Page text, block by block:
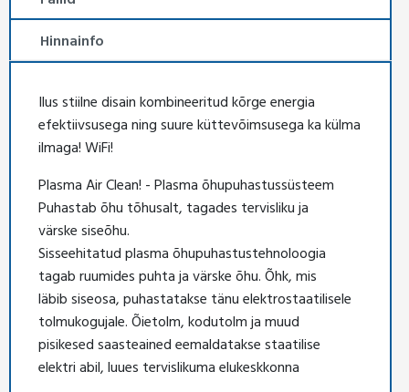
Hinnainfo
Ilus stiilne disain kombineeritud kõrge energia
efektiivsusega ning suure küttevõimsusega ka külma
ilmaga! WiFi!
Plasma Air Clean! - Plasma õhupuhastussüsteem
Puhastab õhu tõhusalt, tagades tervisliku ja
värske siseõhu.
Sisseehitatud plasma õhupuhastustehnoloogia
tagab ruumides puhta ja värske õhu. Õhk, mis
läbib siseosa, puhastatakse tänu elektrostaatilisele
tolmukogujale. Õietolm, kodutolm ja muud
pisikesed saasteained eemaldatakse staatilise
elektri abil, luues tervislikuma elukeskkonna